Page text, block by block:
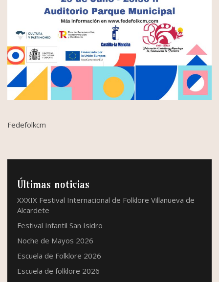
Fedefolkcm
Últimas noticias
XXXIX Festival Internacional de Folklore Villanueva de
Alcardete
Festival Infantil San Isidro
Noche de Mayos 2026
Escuela de Folklore 2026
Escuela de folklore 2026